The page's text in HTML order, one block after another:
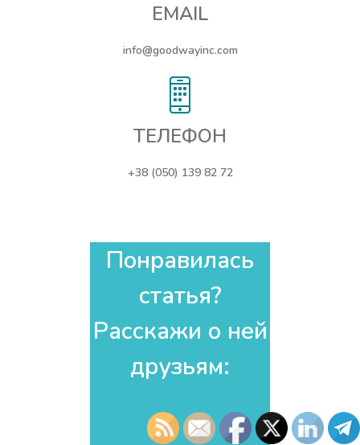
EMAIL
info@goodwayinc.com
ТЕЛЕФОН
+38 (050) 139 82 72
Понравилась
статья?
Расскажи о ней
друзьям:​